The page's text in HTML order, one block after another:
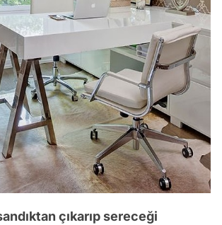
çıkarıp sereceği